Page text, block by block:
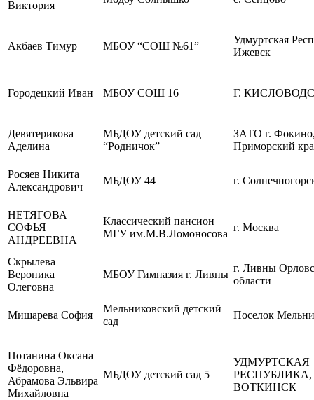
Виктория
Акбаев Тимур МБОУ “СОШ №61”
Удмуртская
Ижевск
Городецкий Иван МБОУ СОШ 16 Г.
Девятерикова
Аделина
МБДОУ детский сад
“Родничок”
ЗАТО г.
Приморский
Росяев Никита
Александрович
МБДОУ 44 г.
НЕТЯГОВА
СОФЬЯ
АНДРЕЕВНА
Классический пансион
МГУ им.М.В.Ломоносова
г. Москва
Скрылева
Вероника
Олеговна
МБОУ Гимназия г. Ливны
г. Ливны
области
Мишарева София
Мельниковский детский
сад
Поселок
Потанина Оксана
Фёдоровна,
Абрамова Эльвира
Михайловна
МБДОУ детский сад 5
УДМУРТСКАЯ
РЕСПУБЛИКА,
ВОТКИНСК